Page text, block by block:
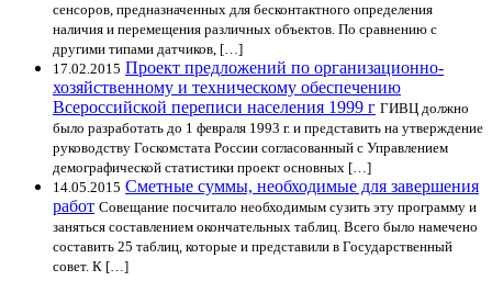
сенсоров, предназначенных для бесконтактного определения
наличия и перемещения различных объектов. По сравнению с
другими типами датчиков, […]
17.02.2015 Проект предложений по организационно-
хозяйственному и техническому обеспечению
Всероссийской переписи населения 1999 г ГИВЦ должно
было разработать до 1 февраля 1993 г. и представить на утверждение
руководству Госкомстата России согласованный с Управлением
демографической статистики проект основных […]
14.05.2015 Сметные суммы, необходимые для завершения
работ Совещание посчитало необходимым сузить эту программу и
заняться составлением окончательных таблиц. Всего было намечено
составить 25 таблиц, которые и представили в Государственный
совет. К […]